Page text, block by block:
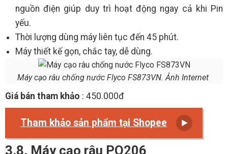
nguồn điện giúp duy trì hoạt động ngay cả khi Pin
yếu.
Thời lượng dùng máy liên tục đến 45 phút.
Máy thiết kế gọn, chắc tay, dễ dùng.
Máy cạo râu chống nước Flyco FS873VN. Ảnh Internet
Giá bán tham khảo : 450.000đ
Tham khảo sản phẩm tại Shopee
3.8. Máy cạo râu PQ206